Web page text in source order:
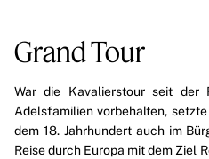
Grand Tour
War die Kavalierstour seit der
Adelsfamilien vorbehalten, setzte
dem 18. Jahrhundert auch im
Reise durch Europa mit dem Ziel